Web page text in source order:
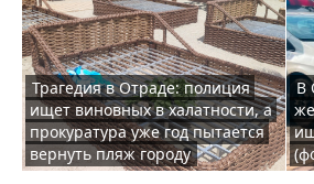
Трагедия в Отраде: полиция
ищет виновных в халатности, а
прокуратура уже год пытается
вернуть пляж городу
В